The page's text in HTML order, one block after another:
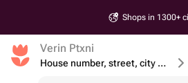
Shops in 1300+
Verin Ptxni
House number, street, city or postcode